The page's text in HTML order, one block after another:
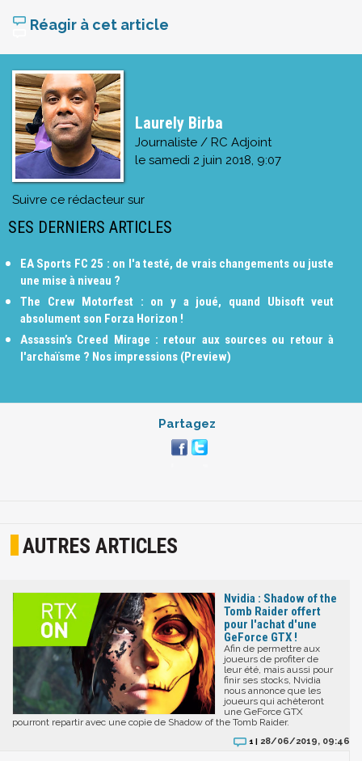
Réagir à cet article
Laurely Birba
Journaliste / RC Adjoint
le samedi 2 juin 2018, 9:07
Suivre ce rédacteur sur
SES DERNIERS ARTICLES
EA Sports FC 25 : on l'a testé, de vrais changements ou juste
une mise à niveau ?
The Crew Motorfest : on y a joué, quand Ubisoft veut
absolument son Forza Horizon !
Assassin’s Creed Mirage : retour aux sources ou retour à
l'archaïsme ? Nos impressions (Preview)
Partagez
AUTRES ARTICLES
Nvidia : Shadow of the
Tomb Raider offert
pour l'achat d'une
GeForce GTX !
Afin de permettre aux
joueurs de profiter de
leur été, mais aussi pour
finir ses stocks, Nvidia
nous annonce que les
joueurs qui achèteront
une GeForce GTX
pourront repartir avec une copie de Shadow of the Tomb Raider.
1 | 28/06/2019, 09:46